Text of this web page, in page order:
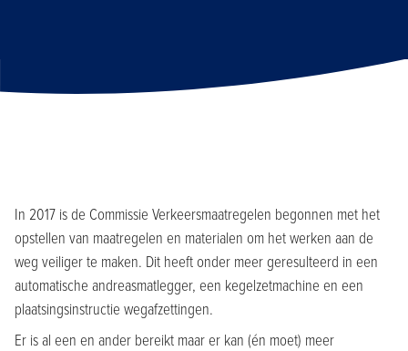
In 2017 is de Commissie Verkeersmaatregelen begonnen met het
opstellen van maatregelen en materialen om het werken aan de
weg veiliger te maken. Dit heeft onder meer geresulteerd in een
automatische andreasmatlegger, een kegelzetmachine en een
plaatsingsinstructie wegafzettingen.
Er is al een en ander bereikt maar er kan (én moet) meer